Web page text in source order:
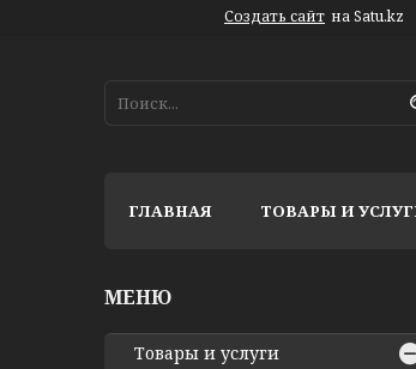
Создать сайт на Satu.kz
ГЛАВНАЯ ТОВАРЫ И
Товары и услуги